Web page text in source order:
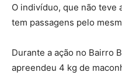
O indivíduo, que não teve
tem passagens pelo
Durante a ação no Bairro
apreendeu 4 kg de